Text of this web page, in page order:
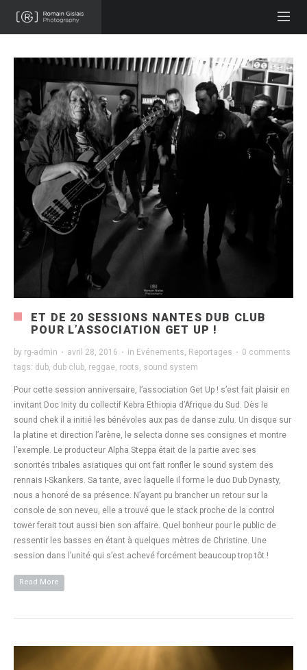
ET DE 20 SESSIONS NANTES DUB CLUB
POUR L’ASSOCIATION GET UP !
by rg-admin · avril 28, 2016 · in Evénements Reportages · 0 comments
tags: dub dub club reggae roots sound system
Pour cette session anniversaire, l’association Get Up ! s’est fait plaisir en
invitant Doc Inity du collectif Kebra Ethiopia d’Afrique du Sud. Dès le
sound chek il a initié les bénévoles aux pas de danse zulu. Un disque sur
la platine et direction l’arène, le selecta donne ses consignes et montre
l’exemple. Le producteur Alpha Steppa était de la partie avec ses
sonorités tribales asiatiques qui ont fait ronfler le sound system des
rennais I-Skankers. Sa tante, avec laquelle il forme le duo Dub Dynasty,
nous a honoré de sa présence. N’ayant pu brancher un retour sur la
console de son neveu, elle a trouvé que le stack proche de la control
tower ferait tout aussi bien son affaire. Quel bonheur pour le public de
ressentir les basses en étant à quelques mètres de Christine. Une
session dans l’unité qui s’est achevé forcément beaucoup trop tôt !
Read More